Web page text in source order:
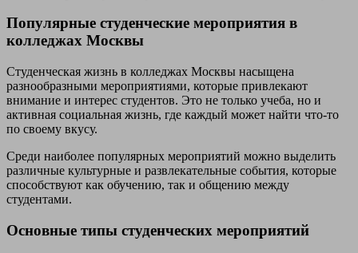
Популярные студенческие мероприятия в
колледжах Москвы
Студенческая жизнь в колледжах Москвы насыщена
разнообразными мероприятиями, которые привлекают
внимание и интерес студентов. Это не только учеба, но и
активная социальная жизнь, где каждый может найти что-то
по своему вкусу.
Среди наиболее популярных мероприятий можно выделить
различные культурные и развлекательные события, которые
способствуют как обучению, так и общению между
студентами.
Основные типы студенческих мероприятий